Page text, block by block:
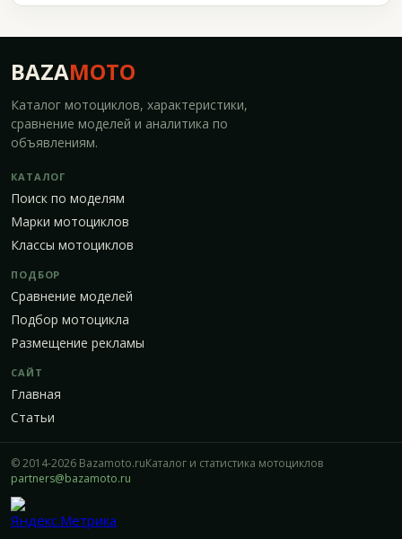
BAZAMOTO
Каталог мотоциклов, характеристики,
сравнение моделей и аналитика по
объявлениям.
КАТАЛОГ
Поиск по моделям
Марки мотоциклов
Классы мотоциклов
ПОДБОР
Сравнение моделей
Подбор мотоцикла
Размещение рекламы
САЙТ
Главная
Статьи
© 2014-2026 Bazamoto.ruКаталог и статистика мотоциклов
partners@bazamoto.ru